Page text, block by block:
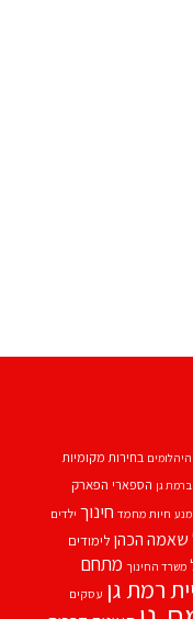
בחירות מקומיות
גן הספארי הפארק
חיות מחמד חינוך ילדים
שאמה הכהן לימודים
משרד החינוך מתחם
רמת גן עסקים